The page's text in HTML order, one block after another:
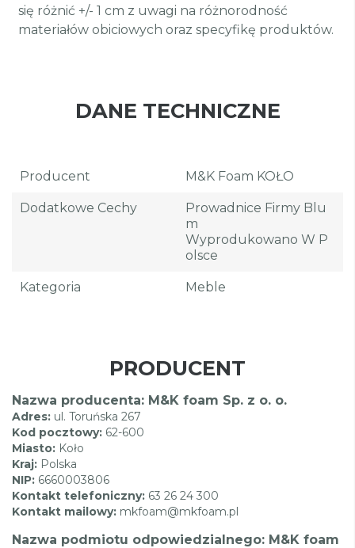
się różnić +/- 1 cm z uwagi na różnorodność
materiałów obiciowych oraz specyfikę produktów.
DANE TECHNICZNE
Producent M&K Foam KOŁO
Dodatkowe Cechy
Prowadnice Firmy Blu
M
Wyprodukowano W P
Olsce
Kategoria Meble
PRODUCENT
Nazwa producenta: M&K foam Sp. z o. o.
Adres: ul. Toruńska 267
Kod pocztowy: 62-600
Miasto: Koło
Kraj: Polska
NIP: 6660003806
Kontakt telefoniczny: 63 26 24 300
Kontakt mailowy: mkfoam@mkfoam.pl
Nazwa podmiotu odpowiedzialnego: M&K foam